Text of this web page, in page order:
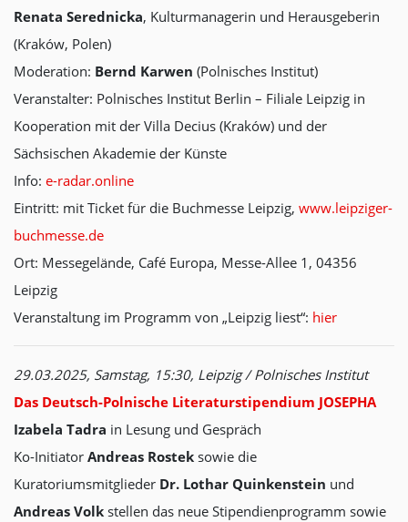
Renata Serednicka, Kulturmanagerin und Herausgeberin
(Kraków, Polen)
Moderation: Bernd Karwen (Polnisches Institut)
Veranstalter: Polnisches Institut Berlin – Filiale Leipzig in
Kooperation mit der Villa Decius (Kraków) und der
Sächsischen Akademie der Künste
Info: e-radar.online
Eintritt: mit Ticket für die Buchmesse Leipzig, www.leipziger-
buchmesse.de
Ort: Messegelände, Café Europa, Messe-Allee 1, 04356
Leipzig
Veranstaltung im Programm von „Leipzig liest“: hier
29.03.2025, Samstag, 15:30, Leipzig / Polnisches Institut
Das Deutsch-Polnische Literaturstipendium JOSEPHA
Izabela Tadra in Lesung und Gespräch
Ko-Initiator Andreas Rostek sowie die
Kuratoriumsmitglieder Dr. Lothar Quinkenstein und
Andreas Volk stellen das neue Stipendienprogramm sowie